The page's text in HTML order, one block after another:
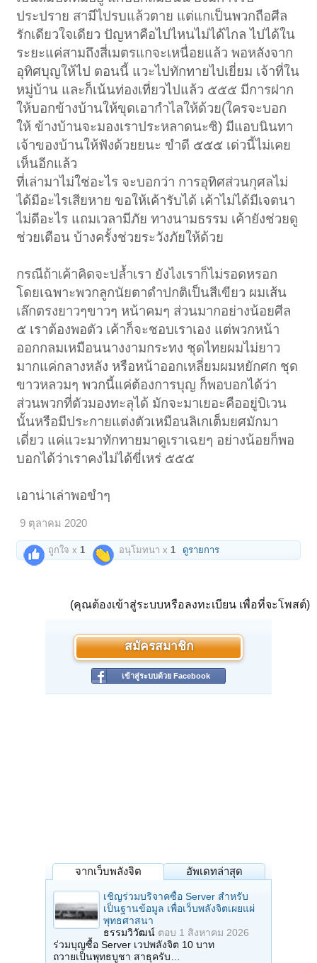
ประปราย สามีไปรบแล้วตาย แต่แกเป็นพวกถือศีล
รักเดียวใจเดียว ปัญหาคือไปไหนไม่ได้ไกล ไปได้ใน
ระยะแค่สามถึงสี่เมตรแกจะเหนื่อยแล้ว พอหลังจาก
อุทิศบุญให้ไป ตอนนี้ แวะไปทักทายไปเยี่ยม เจ้าที่ใน
หมู่บ้าน และก็เน้นท่องเที่ยวไปแล้ว ๕๕๕ มีการฝาก
ให้บอกข้างบ้านให้ขุดเอากำไลให้ด้วย(ใครจะบอก
ให้ ข้างบ้านจะมองเราประหลาดนะซิ) มีแอบนินทา
เจ้าของบ้านให้ฟังด้วยยนะ ขำดี ๕๕๕ เด่วนี้ไม่เคย
เห็นอีกแล้ว
ที่เล่ามาไม่ใช่อะไร จะบอกว่า การอุทิศส่วนกุศลไม่
ได้มีอะไรเสียหาย ขอให้เค้ารับได้ เค้าไม่ได้มีเจตนา
ไม่ดีอะไร แถมเวลามีภัย ทางนามธรรม เค้ายังช่วยดู
ช่วยเตือน บ้างครั้งช่วยระวังภัยให้ด้วย
กรณีถ้าเค้าคิดจะปล้ำเรา ยังไงเราก็ไม่รอดหรอก
โดยเฉพาะพวกลูกนัยตาดำปกติเป็นสีเขียว ผมเส้น
เล๊กตรงยาวๆขาวๆ หน้าคมๆ ส่วนมากอย่างน้อยศีล
๕ เราต้องพอตัว เค้าก็จะชอบเราเอง แต่พวกหน้า
ออกกลมเหมือนนางงามกระทง ชุดไทยผมไม่ยาว
มากแค่กลางหลัง หรือหน้าออกเหลี่ยมผมหยักศก ชุด
ขาวหลวมๆ พวกนี้แค่ต้องการบุญ ก็พอบอกได้ว่า
ส่วนพวกที่ตัวมองทะลุได้ มักจะมาเยอะคืออยู่บิเวน
นั้นหรือมีประกายแต่งตัวเหมือนลิเกเต็มยศมักมา
เดี่ยว แค่แวะมาทักทายมาดูเราเฉยๆ อย่างน้อยก็พอ
บอกได้ว่าเราคงไม่ได้ขี่เหร่ ๕๕๕
เอาน่าเล่าพอขำๆ
9 ตุลาคม 2020
ถูกใจ x 1 อนุโมทนา x 1 ดูรายการ
(คุณต้องเข้าสู่ระบบหรือลงทะเบียน เพื่อที่จะโพสต์)
สมัครสมาชิก
เข้าสู่ระบบด้วย Facebook
จากเว็บพลังจิต อัพเดทล่าสุด
เชิญร่วมบริจาคซื้อ Server สำหรับ
เป็นฐานข้อมูล เพื่อเว็บพลังจิตเผยแผ่
พุทธศาสนา
ธรรมวิวัฒน์ ตอบ 1 สิงหาคม 2026
ร่วมบุญซื้อ Server เวปพลังจิต 10 บาท
ถวายเป็นพุทธบูชา สาธุครับ…